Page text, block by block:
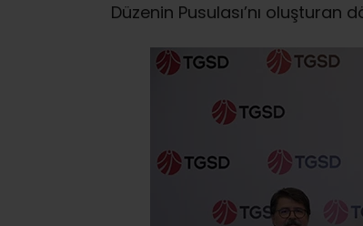
Düzenin Pusulası’nı oluşturan